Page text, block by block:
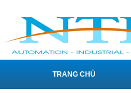
TRANG CHỦ